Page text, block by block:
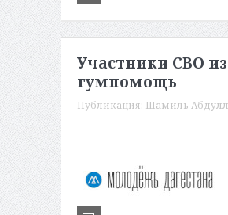
Участники СВО
гумпомощь
Публикация: Шамиль